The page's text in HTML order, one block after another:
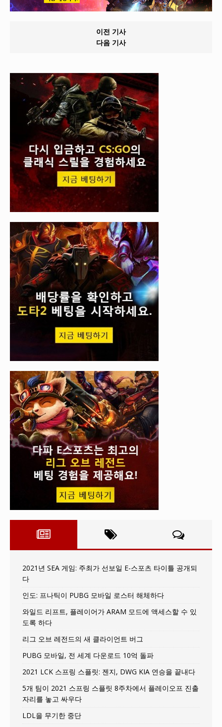
이전 기사
다음 기사
2021년 SEA 게임: 주최가 선보일 E-스포츠 타이틀 공개되
다
인도: 프나틱이 PUBG 모바일 로스터 해체하다
와일드 리프트, 플레이어가 ARAM 모드에 액세스할 수 있
도록 하다
리그 오브 레전드의 새 클라이언트 버그
PUBG 모바일, 전 세계 다운로드 10억 돌파
2021 LCK 스프링 스플릿: 젠지, DWG KIA 연승을 끝내다
5개 팀이 2021 스프링 스플릿 8주차에서 플레이오프 진출
자리를 놓고 싸우다
LDL을 무기한 중단